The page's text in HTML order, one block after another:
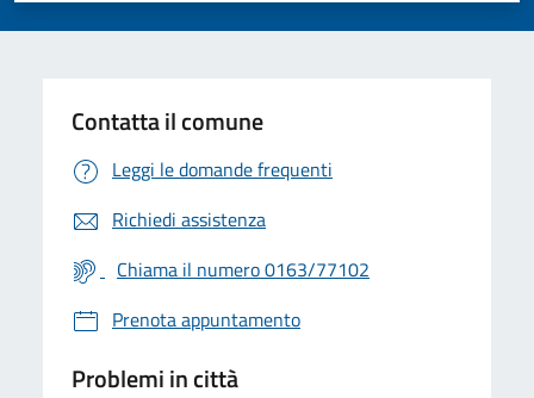
Contatta il comune
Leggi le domande frequenti
Richiedi assistenza
Chiama il numero 0163/77102
Prenota appuntamento
Problemi in città